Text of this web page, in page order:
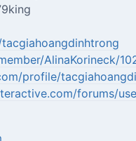
AlinaKorineck/
profile/
forums/